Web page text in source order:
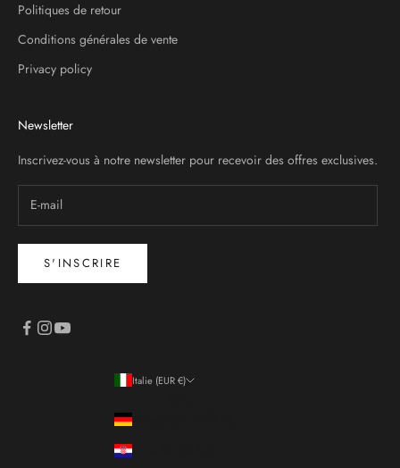
Politiques de retour
Conditions générales de vente
Privacy policy
Newsletter
Inscrivez-vous à notre newsletter pour recevoir des offres exclusives.
S'INSCRIRE
Italie (EUR €)